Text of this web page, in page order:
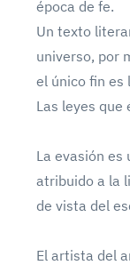
época de fe.
Un texto
universo, por
el único fin es
Las leyes que
La evasión es
atribuido a la
de vista del
El artista del